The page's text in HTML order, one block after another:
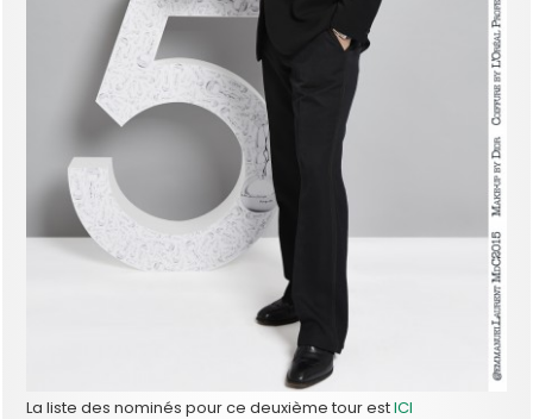
La liste des nominés pour ce deuxième tour estICI